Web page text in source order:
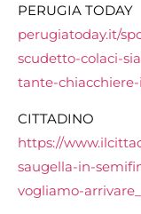
PERUGIA TODAY
perugiatoday.it/
scudetto-colaci-
tante-
CITTADINO
https://
saugella-in-
vogliamo-